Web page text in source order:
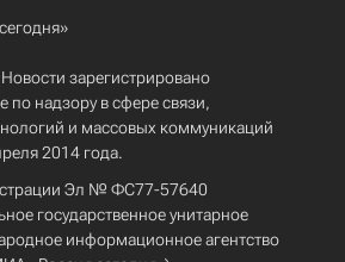
зарегистрировано
по надзору в сфере связи,
и массовых коммуникаций
2014 года.
Эл № ФС77-57640
государственное унитарное
информационное агентство